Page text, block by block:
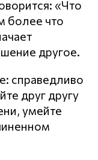
«Что
более что
другое.
справедливо
друг другу
умейте